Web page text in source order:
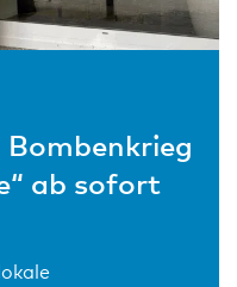
Bombenkrieg
ab sofort